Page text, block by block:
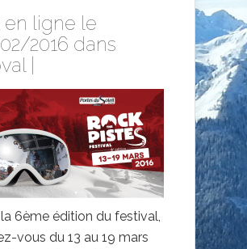
en ligne le
2016 dans
6ème édition du festival,
vous du 13 au 19 mars